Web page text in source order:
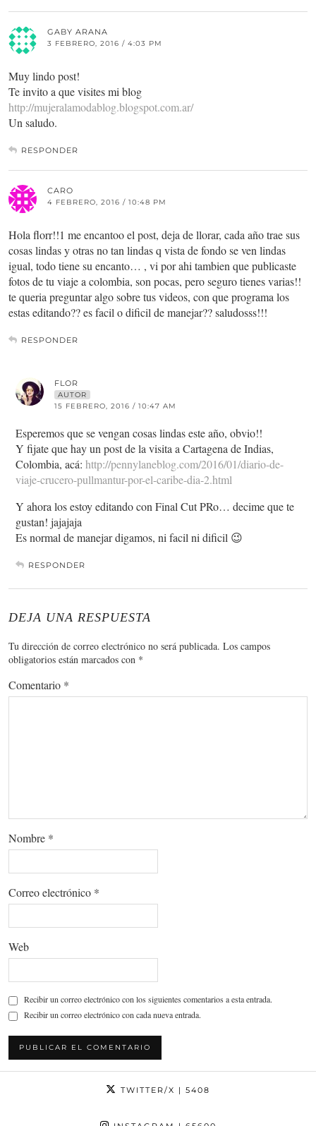
GABY ARANA
3 FEBRERO, 2016 / 4:03 PM
Muy lindo post!
Te invito a que visites mi blog
http://mujeralamodablog.blogspot.com.ar/
Un saludo.
RESPONDER
CARO
4 FEBRERO, 2016 / 10:48 PM
Hola florr!!1 me encantoo el post, deja de llorar, cada año trae sus
cosas lindas y otras no tan lindas q vista de fondo se ven lindas
igual, todo tiene su encanto… , vi por ahi tambien que publicaste
fotos de tu viaje a colombia, son pocas, pero seguro tienes varias!!
te queria preguntar algo sobre tus videos, con que programa los
estas editando?? es facil o dificil de manejar?? saludosss!!!
RESPONDER
FLOR
AUTOR
15 FEBRERO, 2016 / 10:47 AM
Esperemos que se vengan cosas lindas este año, obvio!!
Y fijate que hay un post de la visita a Cartagena de Indias,
Colombia, acá: http://pennylaneblog.com/2016/01/diario-de-
viaje-crucero-pullmantur-por-el-caribe-dia-2.html
Y ahora los estoy editando con Final Cut PRo… decime que te
gustan! jajajaja
Es normal de manejar digamos, ni facil ni dificil 😉
RESPONDER
DEJA UNA RESPUESTA
Tu dirección de correo electrónico no será publicada. Los campos
obligatorios están marcados con *
Comentario *
Nombre *
Correo electrónico *
Web
Recibir un correo electrónico con los siguientes comentarios a esta entrada.
Recibir un correo electrónico con cada nueva entrada.
TWITTER/X | 5408